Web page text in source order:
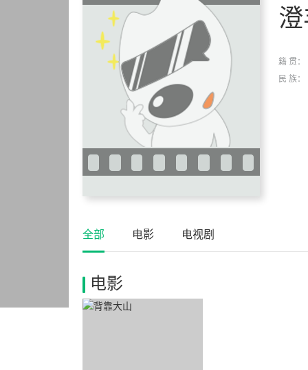
籍 贯：
民 族：
全部 电影 电视剧
电影